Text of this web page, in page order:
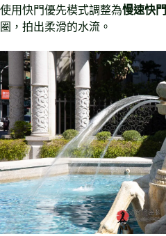
使用快門優先模式調整為慢速快門
圈，拍出柔滑的水流。